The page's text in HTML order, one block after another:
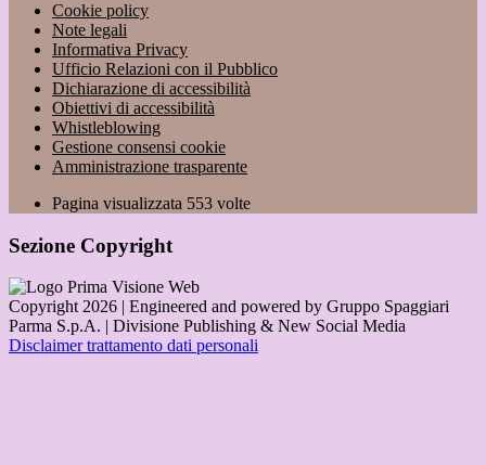
Cookie policy
Note legali
Informativa Privacy
Ufficio Relazioni con il Pubblico
Dichiarazione di accessibilità
Obiettivi di accessibilità
Whistleblowing
Gestione consensi cookie
Amministrazione trasparente
Pagina visualizzata 553 volte
Sezione Copyright
Copyright 2026 | Engineered and powered by Gruppo Spaggiari
Parma S.p.A. | Divisione Publishing & New Social Media
Disclaimer trattamento dati personali